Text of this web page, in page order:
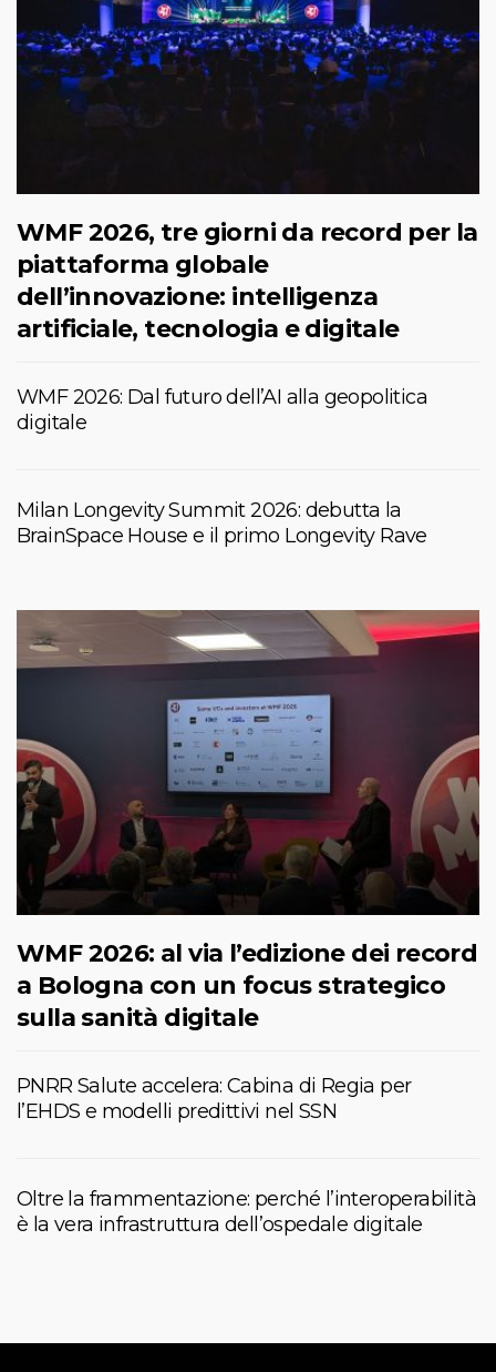
WMF 2026, tre giorni da record per la
piattaforma globale
dell’innovazione: intelligenza
artificiale, tecnologia e digitale
WMF 2026: Dal futuro dell’AI alla geopolitica
digitale
Milan Longevity Summit 2026: debutta la
BrainSpace House e il primo Longevity Rave
WMF 2026: al via l’edizione dei record
a Bologna con un focus strategico
sulla sanità digitale
PNRR Salute accelera: Cabina di Regia per
l’EHDS e modelli predittivi nel SSN
Oltre la frammentazione: perché l’interoperabilità
è la vera infrastruttura dell’ospedale digitale